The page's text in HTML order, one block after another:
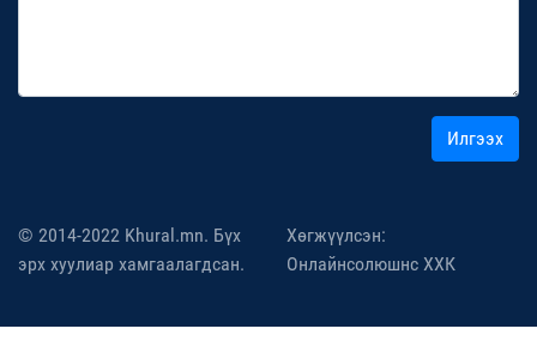
Илгээх
© 2014-2022 Khural.mn. Бүх
эрх хуулиар хамгаалагдсан.
Хөгжүүлсэн:
Онлайнсолюшнс ХХК